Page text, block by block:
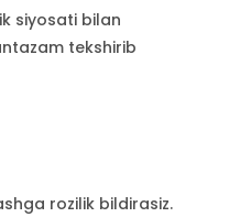
siyosati bilan
tekshirib
rozilik bildirasiz.